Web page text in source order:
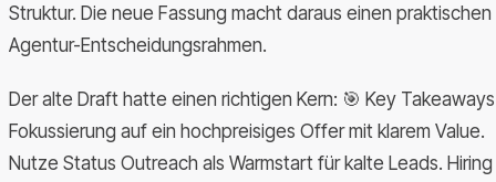
Struktur. Die neue Fassung macht daraus einen praktischen
Agentur-Entscheidungsrahmen.
Der alte Draft hatte einen richtigen Kern: 🎯 Key Takeaways
Fokussierung auf ein hochpreisiges Offer mit klarem Value.
Nutze Status Outreach als Warmstart für kalte Leads. Hiring